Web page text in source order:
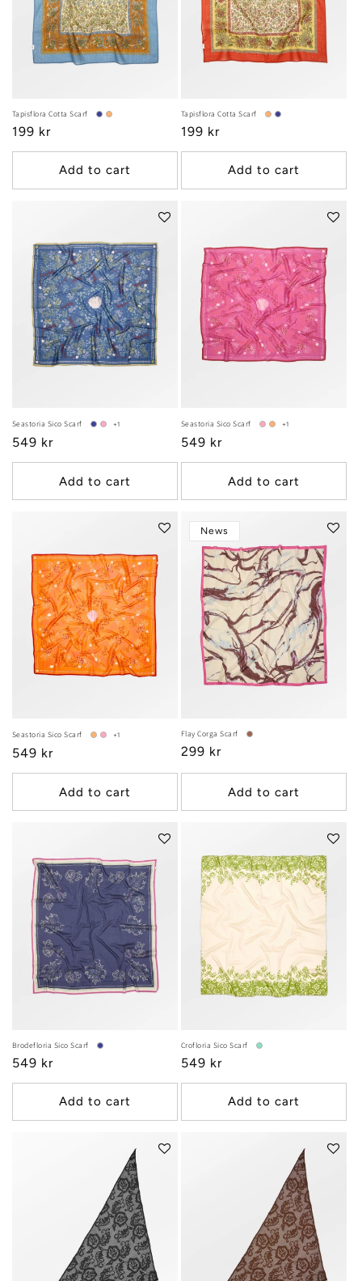
Tapisflora Cotta Scarf
Regular
price
199 kr
Add to cart
Tapisflora Cotta Scarf
Regular
price
199 kr
Add to cart
Seastoria Sico Scarf +1
Regular
price
549 kr
Add to cart
Seastoria Sico Scarf +1
Regular
price
549 kr
Add to cart
Seastoria Sico Scarf +1
Regular
price
549 kr
Add to cart
News
Flay Corga Scarf
Regular
price
299 kr
Add to cart
Brodefloria Sico Scarf
Regular
price
549 kr
Add to cart
Crofloria Sico Scarf
Regular
price
549 kr
Add to cart